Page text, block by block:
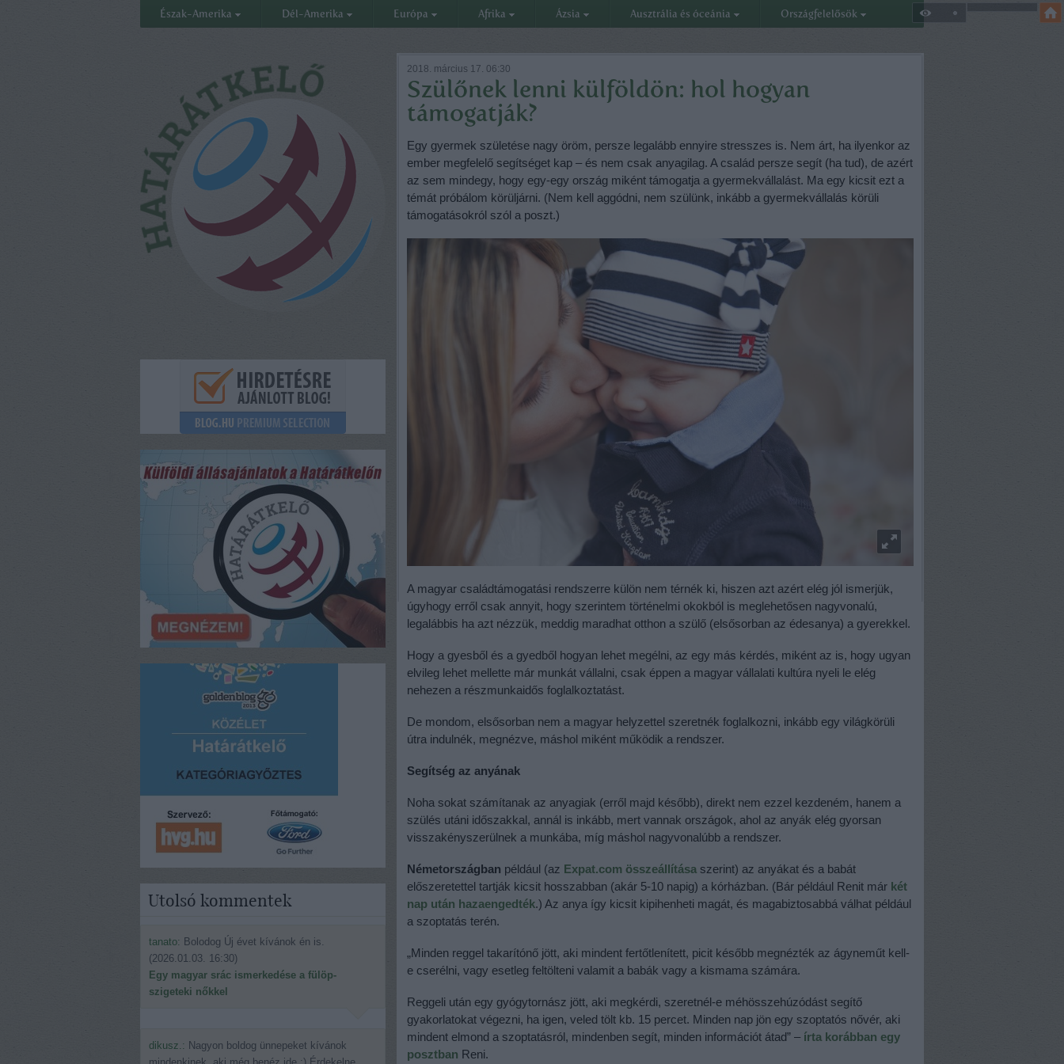
Észak-Amerika Dél-Amerika Európa Afrika Ázsia Ausztrália és óceánia Országfelelősök
Utolsó kommentek
tanato: Bolodog Új évet kívánok én is.
(2026.01.03. 16:30)
Egy magyar srác ismerkedése a fülöp-
szigeteki nőkkel
dikusz.: Nagyon boldog ünnepeket kívánok
2018. március 17. 06:30
Szülőnek lenni külföldön: hol hogyan
támogatják?
Egy gyermek születése nagy öröm, persze legalább ennyire stresszes is. Nem árt, ha ilyenkor az
ember megfelelő segítséget kap – és nem csak anyagilag. A család persze segít (ha tud), de azért
az sem mindegy, hogy egy-egy ország miként támogatja a gyermekvállalást. Ma egy kicsit ezt a
témát próbálom körüljárni. (Nem kell aggódni, nem szülünk, inkább a gyermekvállalás körüli
támogatásokról szól a poszt.)
A magyar családtámogatási rendszerre külön nem térnék ki, hiszen azt azért elég jól ismerjük,
úgyhogy erről csak annyit, hogy szerintem történelmi okokból is meglehetősen nagyvonalú,
legalábbis ha azt nézzük, meddig maradhat otthon a szülő (elsősorban az édesanya) a gyerekkel.
Hogy a gyesből és a gyedből hogyan lehet megélni, az egy más kérdés, miként az is, hogy ugyan
elvileg lehet mellette már munkát vállalni, csak éppen a magyar vállalati kultúra nyeli le elég
nehezen a részmunkaidős foglalkoztatást.
De mondom, elsősorban nem a magyar helyzettel szeretnék foglalkozni, inkább egy világkörüli
útra indulnék, megnézve, máshol miként működik a rendszer.
Segítség az anyának
Noha sokat számítanak az anyagiak (erről majd később), direkt nem ezzel kezdeném, hanem a
szülés utáni időszakkal, annál is inkább, mert vannak országok, ahol az anyák elég gyorsan
visszakényszerülnek a munkába, míg máshol nagyvonalúbb a rendszer.
Németországban például (az Expat.com összeállítása szerint) az anyákat és a babát
előszeretettel tartják kicsit hosszabban (akár 5-10 napig) a kórházban. (Bár például Renit már két
nap után hazaengedték.) Az anya így kicsit kipihenheti magát, és magabiztosabbá válhat például
a szoptatás terén.
„Minden reggel takarítónő jött, aki mindent fertőtlenített, picit később megnézték az ágyneműt kell-
e cserélni, vagy esetleg feltölteni valamit a babák vagy a kismama számára.
Reggeli után egy gyógytornász jött, aki megkérdi, szeretnél-e méhösszehúzódást segítő
gyakorlatokat végezni, ha igen, veled tölt kb. 15 percet. Minden nap jön egy szoptatós nővér, aki
mindent elmond a szoptatásról, mindenben segít, minden információt átad” – írta korábban egy
posztban Reni.